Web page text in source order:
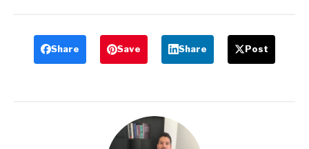
Share Save Share Post